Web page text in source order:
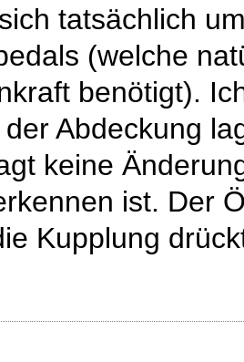
tatsächlich
(welche
benötigt).
Abdeckung
keine
ist. Der
Kupplung